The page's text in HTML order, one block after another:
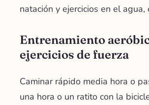
natación y ejercicios en el agua,
Entrenamiento
ejercicios de fuerza
Caminar rápido media hora o
una hora o un ratito con la